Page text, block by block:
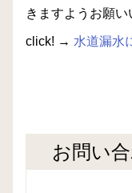
きますようお願い
click! → 水道漏水
お問い